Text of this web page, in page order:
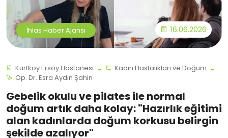
16.06.2026
İhlas Haber Ajansı
Kurtköy Ersoy Hastanesi
Kadın Hastalıkları ve Doğum
Op. Dr. Esra Aydın Şahin
Gebelik okulu ve pilates ile normal
doğum artık daha kolay: "Hazırlık eğitimi
alan kadınlarda doğum korkusu belirgin
şekilde azalıyor"